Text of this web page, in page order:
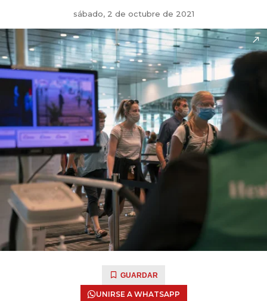
sábado, 2 de octubre de 2021
GUARDAR
UNIRSE A WHATSAPP